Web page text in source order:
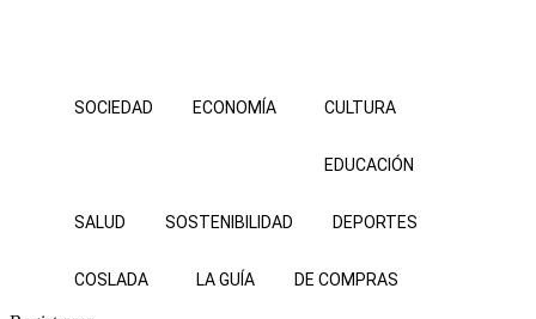
SOCIEDAD ECONOMÍA CULTURA
EDUCACIÓN
SALUD SOSTENIBILIDAD DEPORTES
COSLADA LA GUÍA DE COMPRAS